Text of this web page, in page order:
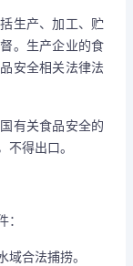
生产、加工、贮
。生产企业的食
安全相关法律法
有关食品安全的
得出口。
合法捕捞。